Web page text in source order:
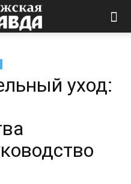
уход: